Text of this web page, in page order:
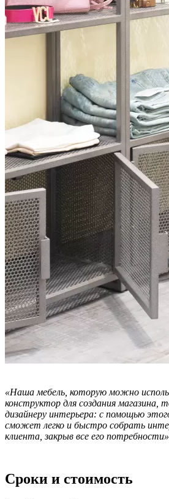
«Наша мебель, которую можно
конструктор для создания магазина,
дизайнеру интерьера: с помощью
сможет легко и быстро собрать
клиента, закрыв все его
Сроки и стоимость